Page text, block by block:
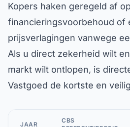
Kopers haken geregeld af
financieringsvoorbehoud of
prijsverlagingen vanwege
Als u direct zekerheid wilt
markt wilt ontlopen, is
Vastgoed de kortste en
JAAR
CBS